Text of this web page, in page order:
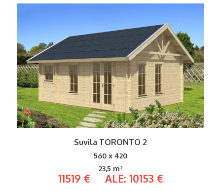
Suvila TORONTO 2
560 x 420
23,5 m²
11519 € ALE: 10153 €